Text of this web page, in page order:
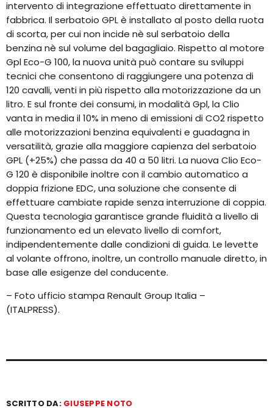
intervento di integrazione effettuato direttamente in
fabbrica. Il serbatoio GPL è installato al posto della ruota
di scorta, per cui non incide nè sul serbatoio della
benzina nè sul volume del bagagliaio. Rispetto al motore
Gpl Eco-G 100, la nuova unità può contare su sviluppi
tecnici che consentono di raggiungere una potenza di
120 cavalli, venti in più rispetto alla motorizzazione da un
litro. E sul fronte dei consumi, in modalità Gpl, la Clio
vanta in media il 10% in meno di emissioni di CO2 rispetto
alle motorizzazioni benzina equivalenti e guadagna in
versatilità, grazie alla maggiore capienza del serbatoio
GPL (+25%) che passa da 40 a 50 litri. La nuova Clio Eco-
G 120 è disponibile inoltre con il cambio automatico a
doppia frizione EDC, una soluzione che consente di
effettuare cambiate rapide senza interruzione di coppia.
Questa tecnologia garantisce grande fluidità a livello di
funzionamento ed un elevato livello di comfort,
indipendentemente dalle condizioni di guida. Le levette
al volante offrono, inoltre, un controllo manuale diretto, in
base alle esigenze del conducente.
– Foto ufficio stampa Renault Group Italia –
(ITALPRESS).
SCRITTO DA: GIUSEPPE NOTO